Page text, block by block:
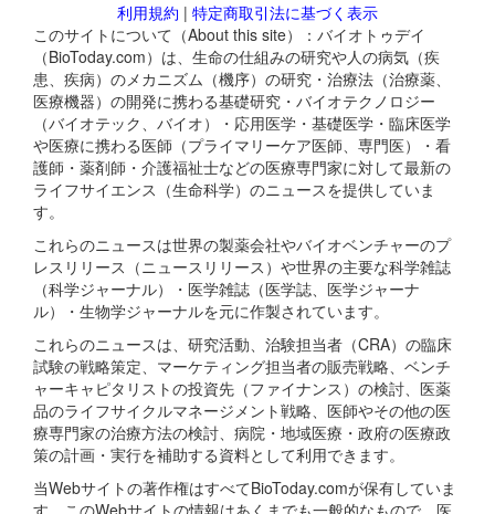
利用規約 | 特定商取引法に基づく表示
このサイトについて（About this site）：バイオトゥデイ
（BioToday.com）は、生命の仕組みの研究や人の病気（疾
患、疾病）のメカニズム（機序）の研究・治療法（治療薬、
医療機器）の開発に携わる基礎研究・バイオテクノロジー
（バイオテック、バイオ）・応用医学・基礎医学・臨床医学
や医療に携わる医師（プライマリーケア医師、専門医）・看
護師・薬剤師・介護福祉士などの医療専門家に対して最新の
ライフサイエンス（生命科学）のニュースを提供していま
す。
これらのニュースは世界の製薬会社やバイオベンチャーのプ
レスリリース（ニュースリリース）や世界の主要な科学雑誌
（科学ジャーナル）・医学雑誌（医学誌、医学ジャーナ
ル）・生物学ジャーナルを元に作製されています。
これらのニュースは、研究活動、治験担当者（CRA）の臨床
試験の戦略策定、マーケティング担当者の販売戦略、ベンチ
ャーキャピタリストの投資先（ファイナンス）の検討、医薬
品のライフサイクルマネージメント戦略、医師やその他の医
療専門家の治療方法の検討、病院・地域医療・政府の医療政
策の計画・実行を補助する資料として利用できます。
当Webサイトの著作権はすべてBioToday.comが保有していま